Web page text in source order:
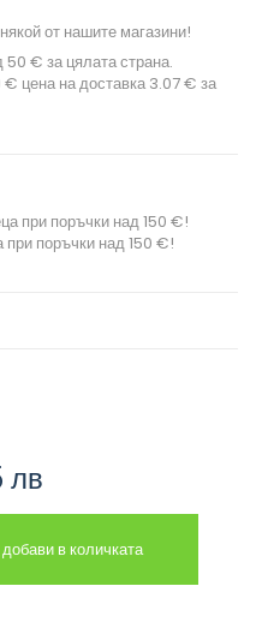
от нашите магазини!
50 € за цялата страна.
цена на доставка 3.07 € за
при поръчки над 150 €!
при поръчки над 150 €!
лв
добави в количката